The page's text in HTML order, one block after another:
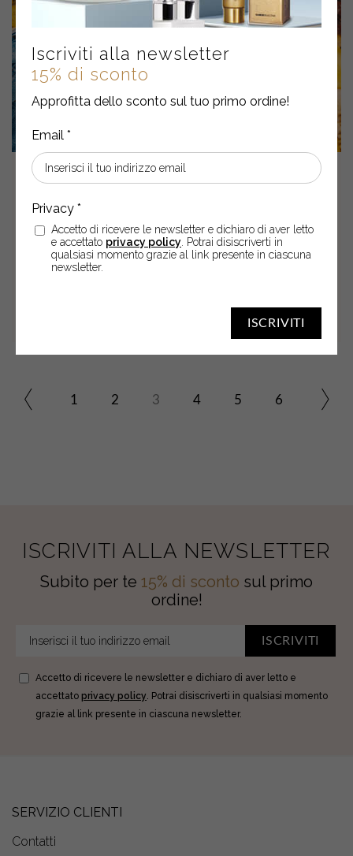
Iscriviti alla newsletter
15% di sconto
Approfitta dello sconto sul tuo primo ordine!
ISCRIVITI
Accetto di ricevere le newsletter e dichiaro di aver letto
e accettato privacy policy . Potrai disiscriverti in
qualsiasi momento grazie al link presente in ciascuna
newsletter.
30 Set 2025
AUTUNNO: RICALIBRARE
VISO, CORPO E CAPELLI CON
POCHI GESTI
1 2 3 4 5 6
ISCRIVITI ALLA NEWSLETTER
Subito per te 15% di sconto sul primo
ordine!
ISCRIVITI
Accetto di ricevere le newsletter e dichiaro di aver letto e
accettato privacy policy. Potrai disiscriverti in qualsiasi momento
grazie al link presente in ciascuna newsletter.
SERVIZIO CLIENTI
Contatti